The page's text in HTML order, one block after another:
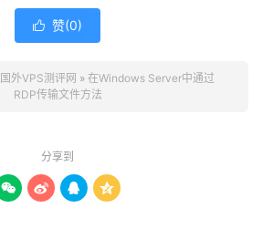
 赞(0)
国外VPS测评网 » 在Windows Server中通过
RDP传输文件方法
分享到
   